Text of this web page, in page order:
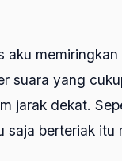
aku
suara yang
jarak dekat.
saja berteriak itu